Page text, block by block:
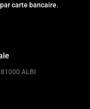
carte bancaire.
ALBI